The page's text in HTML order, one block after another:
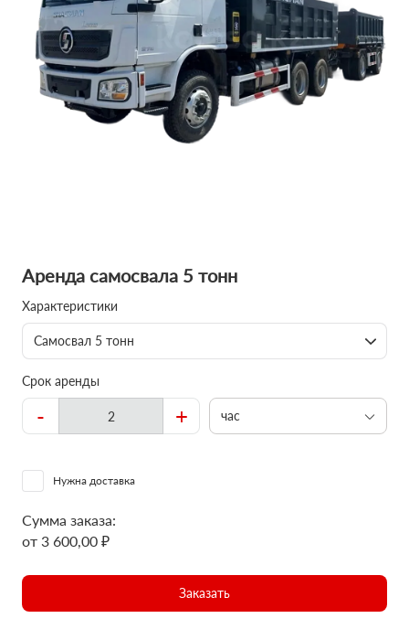
Аренда самосвала 5 тонн
Характеристики
Самосвал 5 тонн
Срок аренды
- + час
Нужна доставка
Сумма заказа:
от 3 600,00 ₽
Заказать